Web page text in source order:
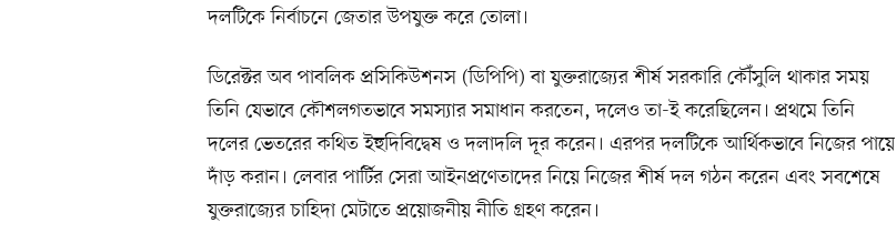
দলটিকে নির্বাচনে জেতার উপযুক্ত করে তোলা।
ডিরেক্টর অব পাবলিক প্রসিকিউশনস (ডিপিপি) বা যুক্তরাজ্যের শীর্ষ সরকারি কৌঁসুলি থাকার সময়
তিনি যেভাবে কৌশলগতভাবে সমস্যার সমাধান করতেন, দলেও তা-ই করেছিলেন। প্রথমে তিনি
দলের ভেতরের কথিত ইহুদিবিদ্বেষ ও দলাদলি দূর করেন। এরপর দলটিকে আর্থিকভাবে নিজের পায়ে
দাঁড় করান। লেবার পার্টির সেরা আইনপ্রণেতাদের নিয়ে নিজের শীর্ষ দল গঠন করেন এবং সবশেষে
যুক্তরাজ্যের চাহিদা মেটাতে প্রয়োজনীয় নীতি গ্রহণ করেন।